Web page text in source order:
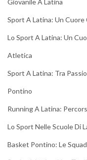
Giovanile A Latina
Sport A Latina: Un Cuore
Lo Sport A Latina: Un
Atletica
Sport A Latina: Tra
Pontino
Running A Latina:
Lo Sport Nelle Scuole Di
Basket Pontino: Le